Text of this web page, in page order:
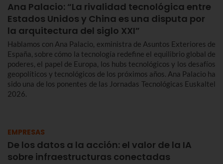
Ana Palacio: “La rivalidad tecnológica entre
Estados Unidos y China es una disputa por
la arquitectura del siglo XXI”
Hablamos con Ana Palacio, exministra de Asuntos Exteriores de
España, sobre cómo la tecnología redefine el equilibrio global de
poderes, el papel de Europa, los hubs tecnológicos y los desafíos
geopolíticos y tecnológicos de los próximos años. Ana Palacio ha
sido una de los ponentes de las Jornadas Tecnológicas Euskaltel
2026.
EMPRESAS
De los datos a la acción: el valor de la IA
sobre infraestructuras conectadas